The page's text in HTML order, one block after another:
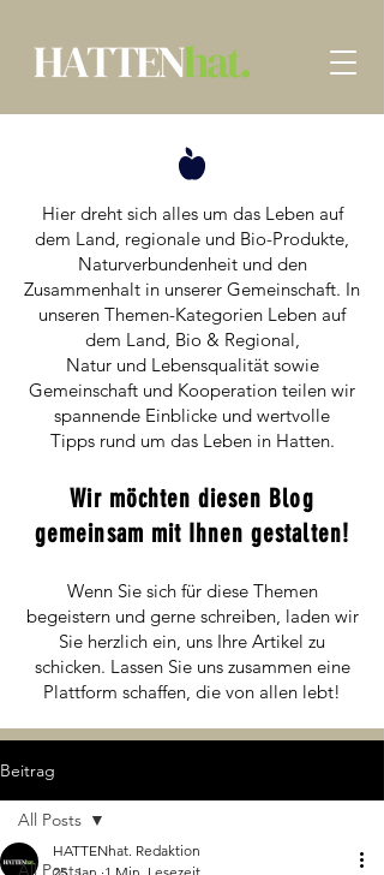
Hier dreht sich alles um das Leben auf
dem Land, regionale und Bio-Produkte,
Naturverbundenheit und den
Zusammenhalt in unserer Gemeinschaft. In
unseren Themen-Kategorien Leben auf
dem Land, Bio & Regional,
Natur und Lebensqualität sowie
Gemeinschaft und Kooperation teilen wir
spannende Einblicke und wertvolle
Tipps rund um das Leben in Hatten.​
Wir möchten diesen Blog
gemeinsam mit Ihnen gestalten!
Wenn Sie sich für diese Themen
begeistern und gerne schreiben, laden wir
Sie herzlich ein, uns Ihre Artikel zu
schicken. Lassen Sie uns zusammen eine
Plattform schaffen, die von allen lebt!
Beitrag
All Posts
All Posts
HATTENhat. Redaktion